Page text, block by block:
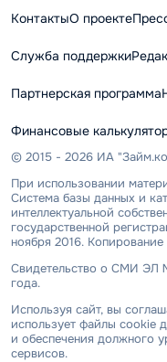
КонтактыО проекте
Служба поддержки
Партнерская программа
Финансовые
© 2015 - 2026 ИА
При использовании
Система базы данных и
интеллектуальной
государственной
ноября 2016.
Свидетельство о СМИ ЭЛ
года.
Используя сайт, вы
использует файлы cookie
и обеспечения должного
сервисов.